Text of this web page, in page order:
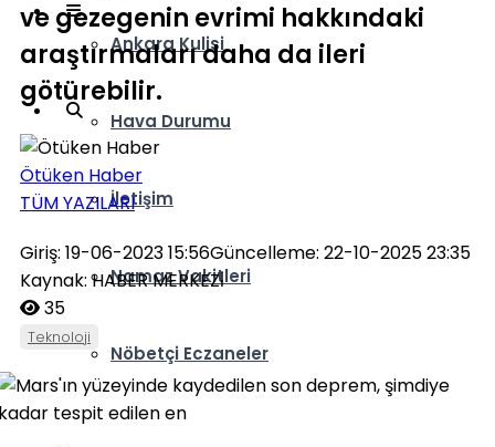
Ankara Kulisi
Hava Durumu
İletişim
Namaz Vakitleri
Nöbetçi Eczaneler
ve gezegenin evrimi hakkındaki
araştırmaları daha da ileri
götürebilir.
Ötüken Haber
TÜM YAZILARI
Giriş: 19-06-2023 15:56Güncelleme: 22-10-2025 23:35
Kaynak: HABER MERKEZİ
35
Teknoloji